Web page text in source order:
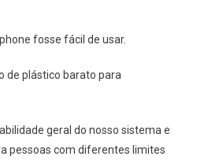
fosse fácil de usar.
de plástico barato para
geral do nosso sistema e
pessoas com diferentes limites